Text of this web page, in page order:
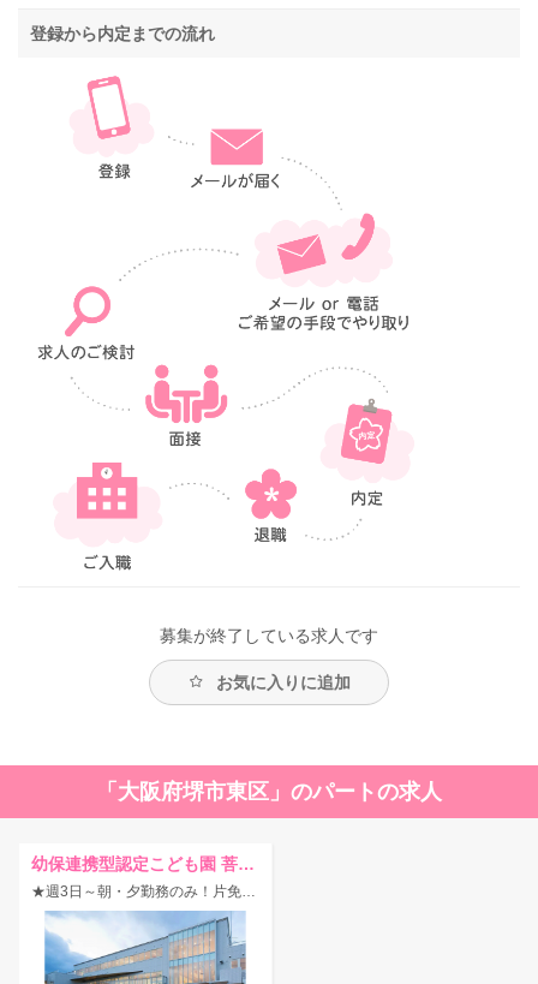
登録から内定までの流れ
募集が終了している求人です
お気に入りに追加
「大阪府堺市東区」のパートの求人
幼保連携型認定こども園 菩提幼稚園
★週3日～朝・夕勤務のみ！片免でもエントリーOK★同じ敷地内に託児所あり◎